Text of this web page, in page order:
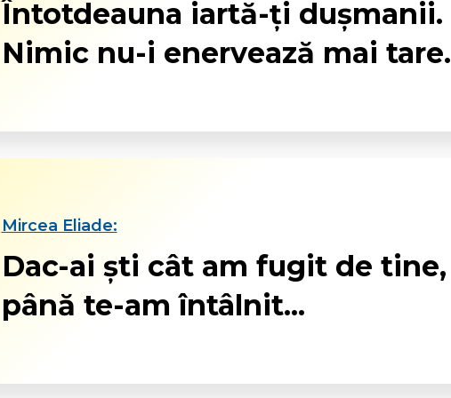
Întotdeauna iartă-ți dușmanii.
Nimic nu-i enervează mai tare.
Mircea Eliade:
Dac-ai şti cât am fugit de tine,
până te-am întâlnit...